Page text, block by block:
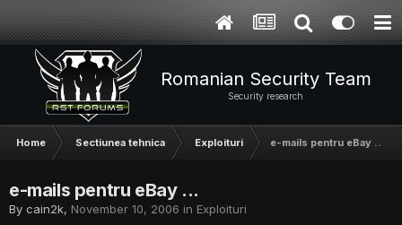
Romanian Security Team
Security research
Home Sectiunea tehnica Exploituri e-mails pentru eBay ...
e-mails pentru eBay ...
By cain2k, November 10, 2006 in Exploituri